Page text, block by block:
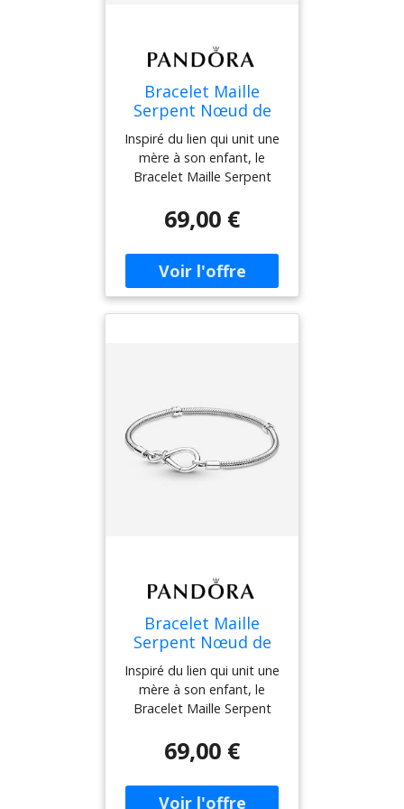
Bracelet Maille
Serpent Nœud de
l'Infini Pandora
Moments Aucune
couleur 16 cm
female
Inspiré du lien qui unit une
mère à son enfant, le
Bracelet Maille Serpent
Moments se distingue par
son fermoir en forme de
nœud de l'infini
asymétrique. Deux
filetages surélevés divisent
le bracelet en trois
charm pendant sur le
fermoir et 14 à 16 charms,
charms pendants ou
pendentifs sur le reste du
bracelet. - Bracelet Maille
69,00 €
Bracelet Maille
Serpent Nœud de
l'Infini Pandora
Moments Aucune
couleur 21 cm
female
Inspiré du lien qui unit une
mère à son enfant, le
Bracelet Maille Serpent
Moments se distingue par
son fermoir en forme de
nœud de l'infini
asymétrique. Deux
69,00 €